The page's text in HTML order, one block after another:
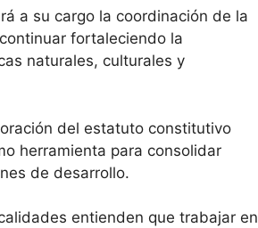
a su cargo la coordinación de la
fortaleciendo la
naturales, culturales y
del estatuto constitutivo
herramienta para consolidar
de desarrollo.
entienden que trabajar en